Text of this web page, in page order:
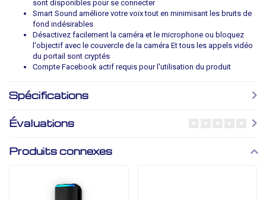
sont disponibles pour se connecter
Smart Sound améliore votre voix tout en minimisant les bruits de
fond indésirables
Désactivez facilement la caméra et le microphone ou bloquez
l'objectif avec le couvercle de la caméra Et tous les appels vidéo
du portail sont cryptés
Compte Facebook actif requis pour l'utilisation du produit
Spécifications
Évaluations
Produits connexes